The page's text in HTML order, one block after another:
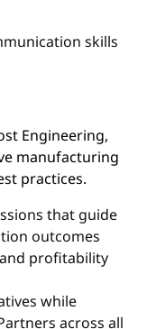
skills
Engineering,
manufacturing
practices.
that guide
outcomes
profitability
while
across all